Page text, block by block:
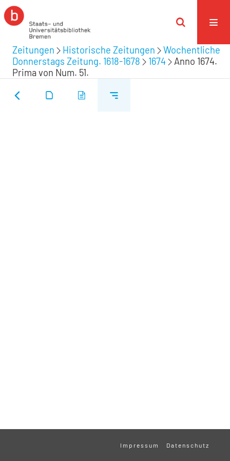
Zeitungen Historische Zeitungen
Wochentliche
Donnerstags Zeitung. 1618-1678
1674
Anno 1674.
Prima von Num. 51.
Impressum Datenschutz